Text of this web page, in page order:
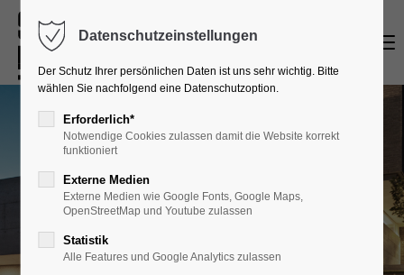
Login
Benutzername
Anmelden
Datenschutzeinstellungen
Der Schutz Ihrer persönlichen Daten ist uns sehr wichtig. Bitte
wählen Sie nachfolgend eine Datenschutzoption.
Erforderlich*
Notwendige Cookies zulassen damit die Website korrekt
funktioniert
Externe Medien
Externe Medien wie Google Fonts, Google Maps,
OpenStreetMap und Youtube zulassen
Statistik
Alle Features und Google Analytics zulassen